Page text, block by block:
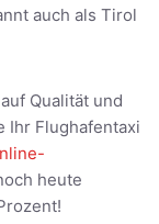
auch als Tirol
Qualität und
Ihr Flughafentaxi
heute